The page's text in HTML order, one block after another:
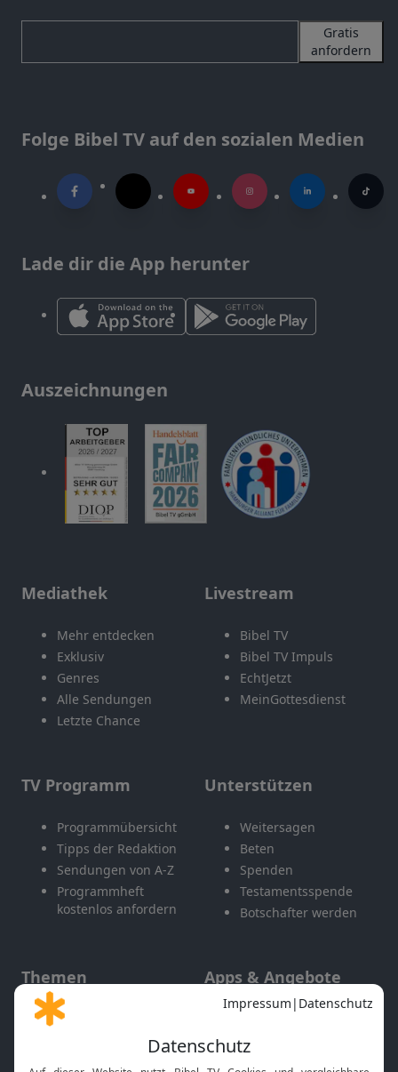
Gratis
anfordern
Folge Bibel TV auf den sozialen Medien
Lade dir die App herunter
Auszeichnungen
Mediathek
Mehr entdecken
Exklusiv
Genres
Alle Sendungen
Letzte Chance
Livestream
Bibel TV
Bibel TV Impuls
EchtJetzt
MeinGottesdienst
TV Programm
Programmübersicht
Tipps der Redaktion
Sendungen von A-Z
Programmheft
kostenlos anfordern
Unterstützen
Weitersagen
Beten
Spenden
Testamentsspende
Botschafter werden
Themen
Gott und Bibel erklärt
Apps & Angebote
Mobile App